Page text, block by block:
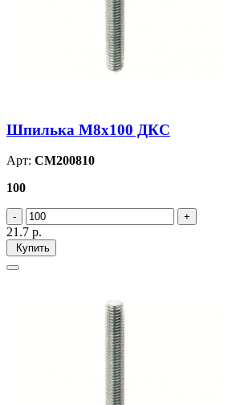
Шпилька М8х100 ДКС
Арт: CM200810
100
21.7 р.
Купить